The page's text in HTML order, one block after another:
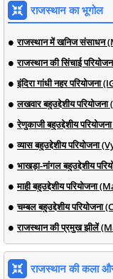
राजस्थान का भूगोल
राजस्थान में खनिज
राजस्थान की सिंचाई
इंदिरा गांधी नहर परियोजना
लखवार बहुउद्देशीय
रेणुकाजी बहुउद्देशीय
व्यास बहुउद्देशीय
भाखड़ा-नांगल बहुउद्देशीय
माही बहुउद्देशीय
चम्बल बहुउद्देशीय
राजस्थान की प्रमुख झीलें
राजस्थान की कला